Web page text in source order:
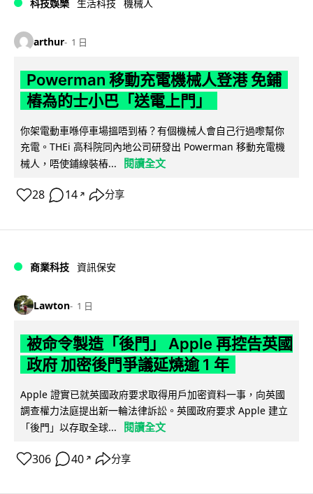
科技娛樂 生活科技 機械人
arthur 1 日
Powerman 移動充電機械人登港 免鋪
樁為的士小巴「送電上門」
你架電動車喺停車場搵唔到樁？有個機械人會自己行過嚟幫你
充電。THEi 高科院同內地公司研發出 Powerman 移動充電機
械人，唔使鋪線裝樁...
閱讀全文
28 14 ↗ 分享
商業科技 資訊保安
Lawton 1 日
被命令製造「後門」 Apple 再控告英國
政府 加密後門爭議延燒逾 1 年
Apple 證實已就英國政府要求取得用戶加密資料一事，向英國
調查權力法庭提出新一輪法律訴訟。英國政府要求 Apple 建立
「後門」以存取全球...
閱讀全文
306 40 ↗ 分享